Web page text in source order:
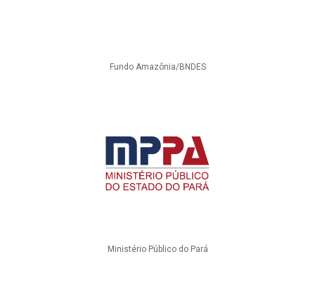
Fundo Amazônia/BNDES
Ministério Público do Pará